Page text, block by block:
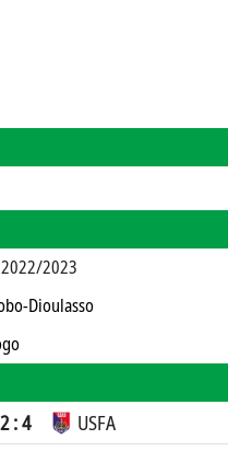
2023
Dioulasso
2 : 4 USFA